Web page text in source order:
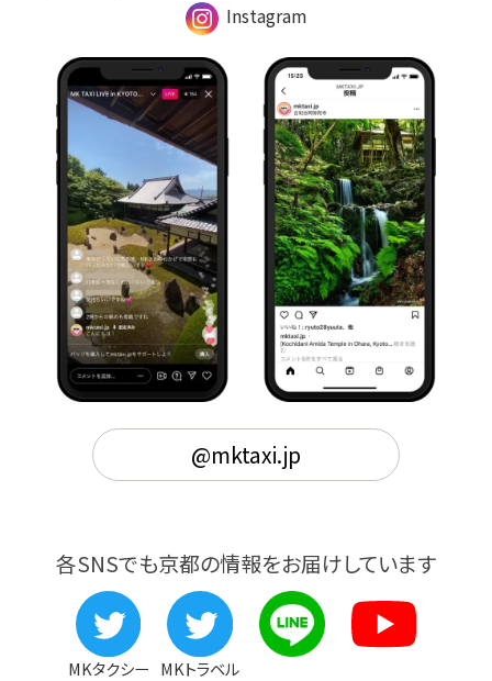
Instagram
@mktaxi.jp
各SNSでも京都の情報をお届けしています
MKタクシー MKトラベル